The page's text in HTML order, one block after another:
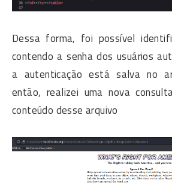
Dessa forma, foi possível
contendo a senha dos usuários
a autenticação está salva no
então, realizei uma nova
conteúdo desse arquivo